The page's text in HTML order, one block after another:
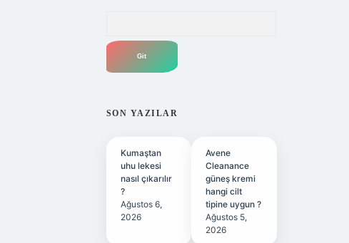
SON YAZILAR
Kumaştan
uhu lekesi
nasıl çıkarılır
?
Ağustos 6,
2026
Avene
Cleanance
güneş kremi
hangi cilt
tipine uygun ?
Ağustos 5,
2026